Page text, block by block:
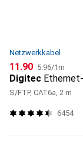
Netzwerkkabel
CHF
11.90 CHF
5.96/1m
Digitec
S/FTP, CAT6a, 2 m
6454